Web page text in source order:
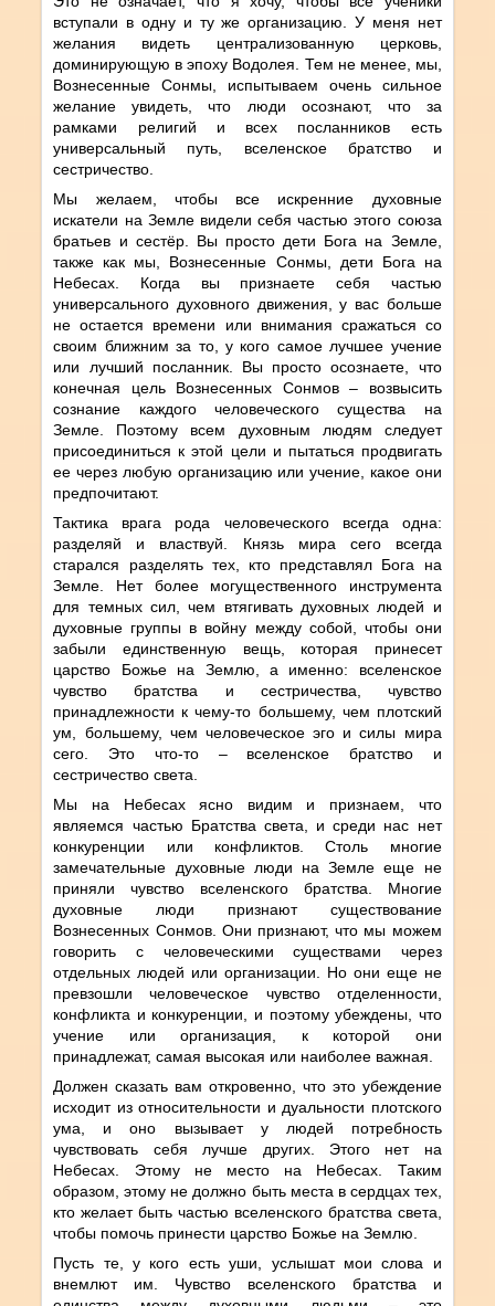
вступали в одну и ту же организацию. У меня нет
желания видеть централизованную церковь,
доминирующую в эпоху Водолея. Тем не менее, мы,
Вознесенные Сонмы, испытываем очень сильное
желание увидеть, что люди осознают, что за
рамками религий и всех посланников есть
универсальный путь, вселенское братство и
сестричество.
Мы желаем, чтобы все искренние духовные
искатели на Земле видели себя частью этого союза
братьев и сестёр. Вы просто дети Бога на Земле,
также как мы, Вознесенные Сонмы, дети Бога на
Небесах. Когда вы признаете себя частью
универсального духовного движения, у вас больше
не остается времени или внимания сражаться со
своим ближним за то, у кого самое лучшее учение
или лучший посланник. Вы просто осознаете, что
конечная цель Вознесенных Сонмов – возвысить
сознание каждого человеческого существа на
Земле. Поэтому всем духовным людям следует
присоединиться к этой цели и пытаться продвигать
ее через любую организацию или учение, какое они
предпочитают.
Тактика врага рода человеческого всегда одна:
разделяй и властвуй. Князь мира сего всегда
старался разделять тех, кто представлял Бога на
Земле. Нет более могущественного инструмента
для темных сил, чем втягивать духовных людей и
духовные группы в войну между собой, чтобы они
забыли единственную вещь, которая принесет
царство Божье на Землю, а именно: вселенское
чувство братства и сестричества, чувство
принадлежности к чему-то большему, чем плотский
ум, большему, чем человеческое эго и силы мира
сего. Это что-то – вселенское братство и
сестричество света.
Мы на Небесах ясно видим и признаем, что
являемся частью Братства света, и среди нас нет
конкуренции или конфликтов. Столь многие
замечательные духовные люди на Земле еще не
приняли чувство вселенского братства. Многие
духовные люди признают существование
Вознесенных Сонмов. Они признают, что мы можем
говорить с человеческими существами через
отдельных людей или организации. Но они еще не
превзошли человеческое чувство отделенности,
конфликта и конкуренции, и поэтому убеждены, что
учение или организация, к которой они
принадлежат, самая высокая или наиболее важная.
Должен сказать вам откровенно, что это убеждение
исходит из относительности и дуальности плотского
ума, и оно вызывает у людей потребность
чувствовать себя лучше других. Этого нет на
Небесах. Этому не место на Небесах. Таким
образом, этому не должно быть места в сердцах тех,
кто желает быть частью вселенского братства света,
чтобы помочь принести царство Божье на Землю.
Пусть те, у кого есть уши, услышат мои слова и
внемлют им. Чувство вселенского братства и